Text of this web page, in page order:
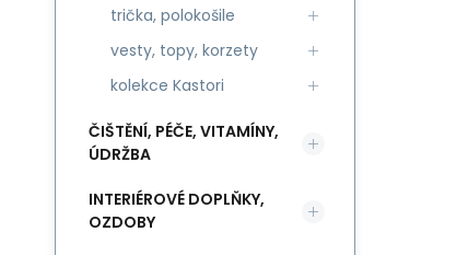
trička, polokošile
vesty, topy, korzety
kolekce Kastori
ČIŠTĚNÍ, PÉČE, VITAMÍNY,
ÚDRŽBA
INTERIÉROVÉ DOPLŇKY,
OZDOBY